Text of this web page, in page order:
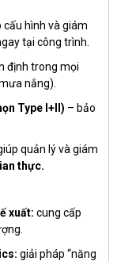
cấu hình và giám
tại công trình.
định trong mọi
nắng).
Type I+II) – bảo
quản lý và giám
thực.
xuất: cung cấp
giải pháp “năng